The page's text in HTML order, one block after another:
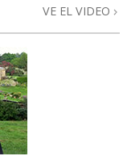
VE EL VIDEO